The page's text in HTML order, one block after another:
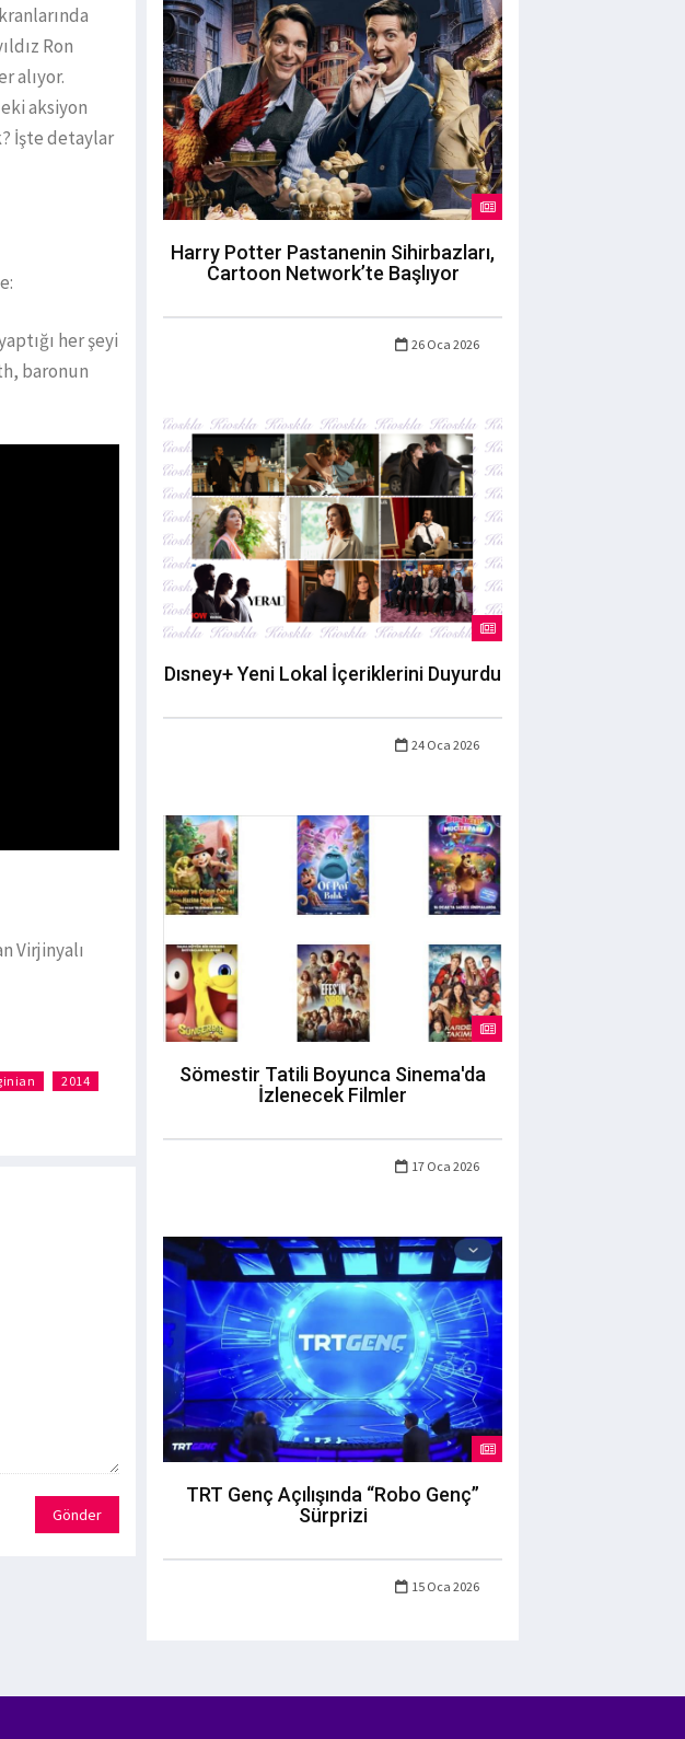
Ron
alıyor.
aksiyon
İşte detaylar
her şeyi
baronun
Virjinyalı
2014
Gönder
Harry Potter Pastanenin Sihirbazları,
Cartoon Network’te Başlıyor
26 Oca 2026
Dısney+ Yeni Lokal İçeriklerini Duyurdu
24 Oca 2026
Sömestir Tatili Boyunca Sinema'da
İzlenecek Filmler
17 Oca 2026
TRT Genç Açılışında “Robo Genç”
Sürprizi
15 Oca 2026